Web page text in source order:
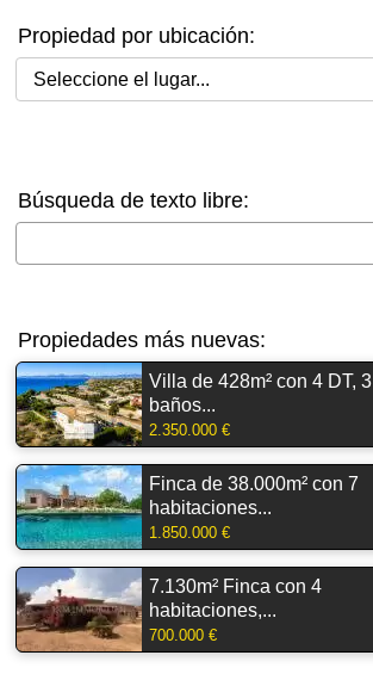
Propiedad por ubicación:
Seleccione el lugar
Búsqueda de texto libre:
Propiedades más nuevas:
Villa de 428m² con 4 DT, 3
baños...
2.350.000 €
Finca de 38.000m² con 7
habitaciones...
1.850.000 €
7.130m² Finca con 4
habitaciones,...
700.000 €